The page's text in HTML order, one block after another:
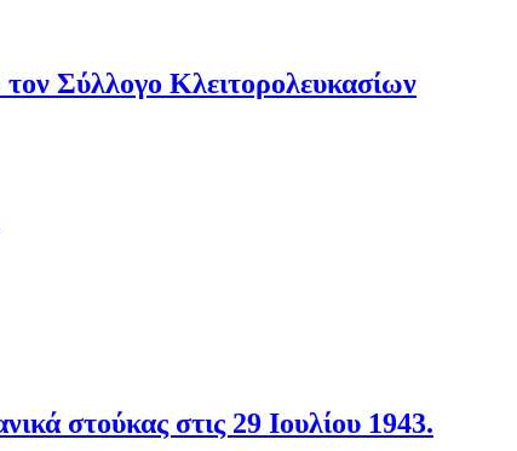
Σύλλογο Κλειτορολευκασίων
στούκας στις 29 Ιουλίου 1943.